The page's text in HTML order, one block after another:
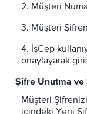
2. Müşteri
3. Müşteri
4. İşCep
onaylayarak
Şifre Unutma ve
Müşteri
içindeki Yeni